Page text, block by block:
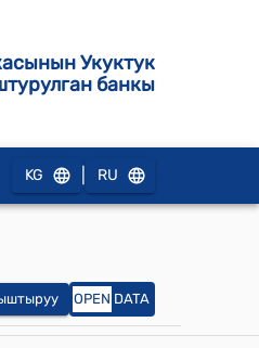
Укуктук
банкы
KG RU
OPEN DATA